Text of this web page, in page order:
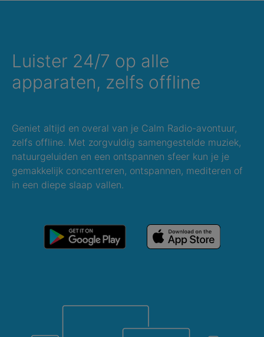
Luister 24/7 op alle
apparaten, zelfs offline
Geniet altijd en overal van je Calm Radio-avontuur,
zelfs offline. Met zorgvuldig samengestelde muziek,
natuurgeluiden en een ontspannen sfeer kun je je
gemakkelijk concentreren, ontspannen, mediteren of
in een diepe slaap vallen.